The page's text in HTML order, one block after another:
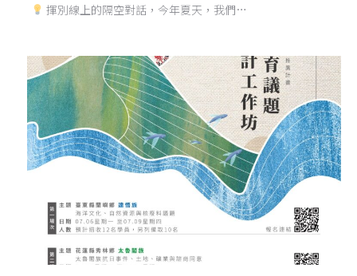
揮別線上的隔空對話，今年夏天，我們…